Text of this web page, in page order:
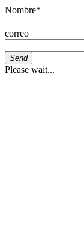
Nombre*
correo
Send
Please wait...